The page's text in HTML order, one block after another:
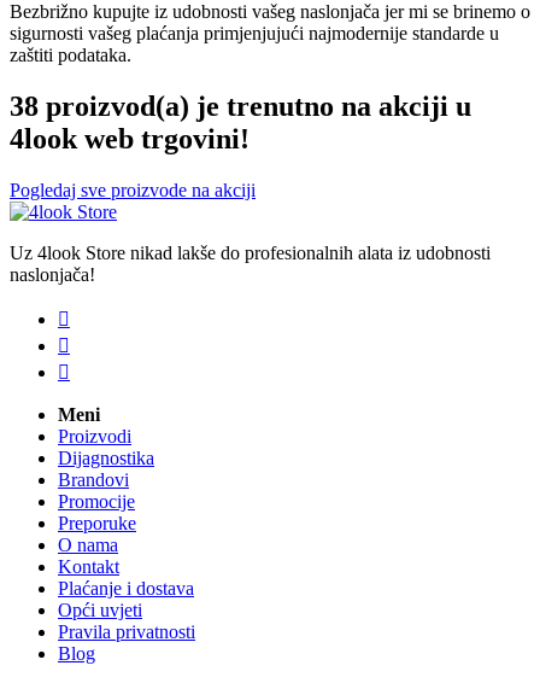
Bezbrižno kupujte iz udobnosti vašeg naslonjača jer mi se brinemo o
sigurnosti vašeg plaćanja primjenjujući najmodernije standarde u
zaštiti podataka.
38 proizvod(a) je trenutno na akciji u
4look web trgovini!
Pogledaj sve proizvode na akciji
Uz 4look Store nikad lakše do profesionalnih alata iz udobnosti
naslonjača!



Meni
Proizvodi
Dijagnostika
Brandovi
Promocije
Preporuke
O nama
Kontakt
Plaćanje i dostava
Opći uvjeti
Pravila privatnosti
Blog